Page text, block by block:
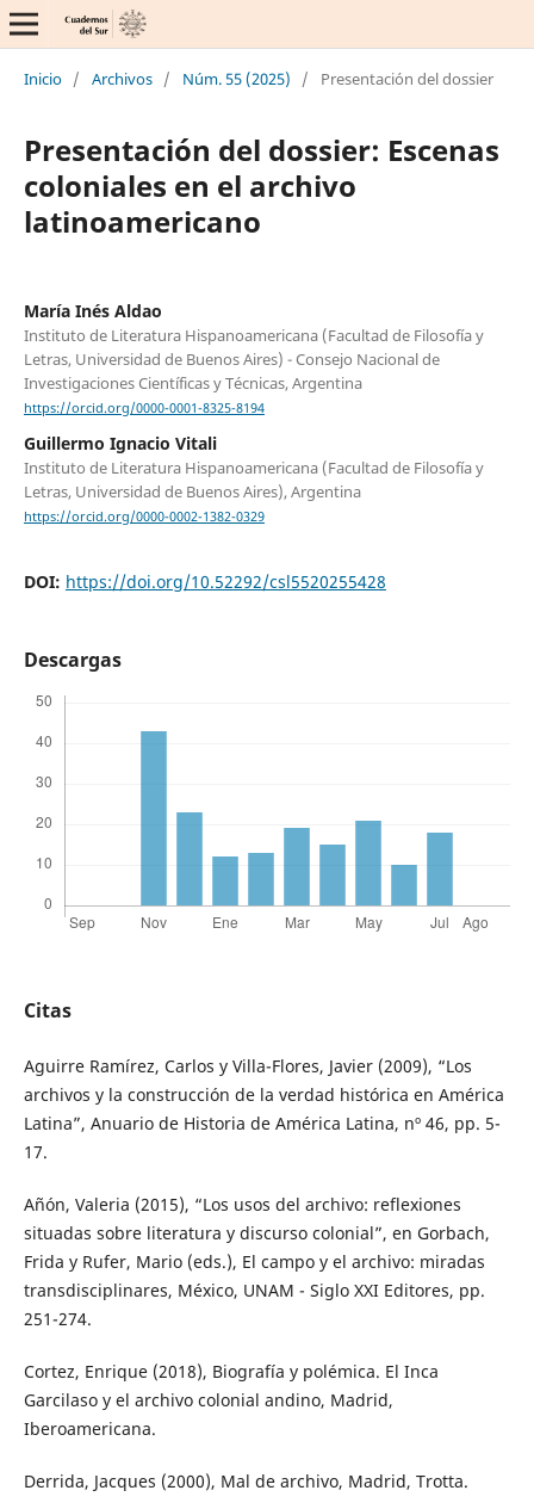
Inicio / Archivos / Núm. 55 (2025) / Presentación del dossier
Presentación del dossier: Escenas
coloniales en el archivo
latinoamericano
María Inés Aldao
Instituto de Literatura Hispanoamericana (Facultad de Filosofía y
Letras, Universidad de Buenos Aires) - Consejo Nacional de
Investigaciones Científicas y Técnicas, Argentina
https://orcid.org/0000-0001-8325-8194
Guillermo Ignacio Vitali
Instituto de Literatura Hispanoamericana (Facultad de Filosofía y
Letras, Universidad de Buenos Aires), Argentina
https://orcid.org/0000-0002-1382-0329
DOI: https://doi.org/10.52292/csl5520255428
Descargas
Citas
Aguirre Ramírez, Carlos y Villa-Flores, Javier (2009), “Los
archivos y la construcción de la verdad histórica en América
Latina”, Anuario de Historia de América Latina, nº 46, pp. 5-
17.
Añón, Valeria (2015), “Los usos del archivo: reflexiones
situadas sobre literatura y discurso colonial”, en Gorbach,
Frida y Rufer, Mario (eds.), El campo y el archivo: miradas
transdisciplinares, México, UNAM - Siglo XXI Editores, pp.
251-274.
Cortez, Enrique (2018), Biografía y polémica. El Inca
Garcilaso y el archivo colonial andino, Madrid,
Iberoamericana.
Derrida, Jacques (2000), Mal de archivo, Madrid, Trotta.